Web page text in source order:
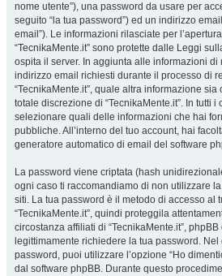
nome utente”), una password da usare per
seguito “la tua password”) ed un indirizzo
email”). Le informazioni rilasciate per
“TecnikaMente.it” sono protette dalle Leggi
ospita il server. In aggiunta alle informazioni di
indirizzo email richiesti durante il processo di
“TecnikaMente.it”, quale altra informazione
totale discrezione di “TecnikaMente.it”. In tutti
selezionare quali delle informazioni che hai
pubbliche. All’interno del tuo account, hai
generatore automatico di email del software
La password viene criptata (hash
ogni caso ti raccomandiamo di non utilizzare
siti. La tua password è il metodo di accesso al
“TecnikaMente.it”, quindi proteggila
circostanza affiliati di “TecnikaMente.it”,
legittimamente richiedere la tua password.
password, puoi utilizzare l’opzione “Ho
dal software phpBB. Durante questo